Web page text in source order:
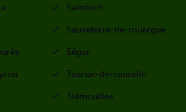
Salmiech
Sauveterre-de-rouergue
Ségur
Tauriac-de-naucelle
Trémouilles